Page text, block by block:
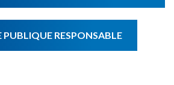
RESPONSABLE